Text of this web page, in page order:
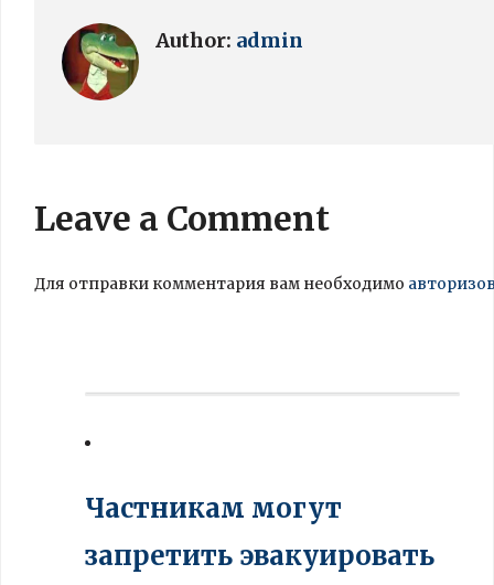
Author: admin
Leave a Comment
Для отправки комментария вам необходимо
Частникам могут
запретить эвакуировать